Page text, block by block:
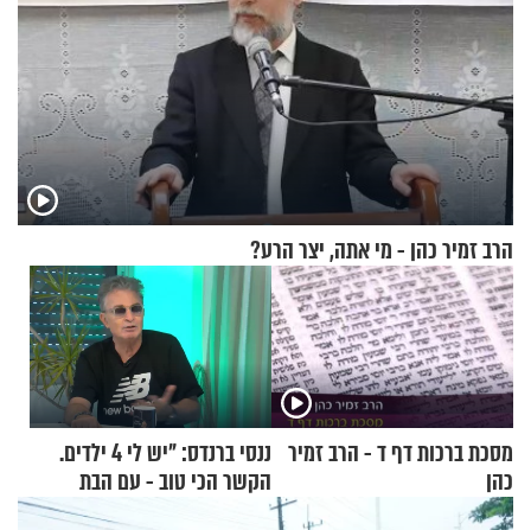
הרב זמיר כהן - מי אתה, יצר הרע?
מסכת ברכות דף ד - הרב זמיר
כהן
ננסי ברנדס: "יש לי 4 ילדים.
הקשר הכי טוב - עם הבת
החרדית"